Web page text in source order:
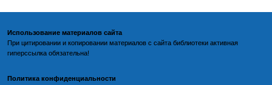
Использование материалов сайта
При цитировании и копировании материалов с сайта библиотеки активная
гиперссылка обязательна!
Политика конфиденциальности